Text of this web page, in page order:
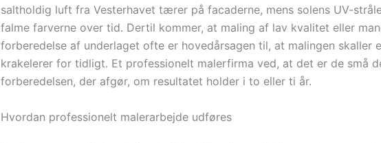
saltholdig luft fra Vesterhavet tærer på facaderne, mens solens UV-
falme farverne over tid. Dertil kommer, at maling af lav kvalitet eller
forberedelse af underlaget ofte er hovedårsagen til, at malingen skaller
krakelerer for tidligt. Et professionelt malerfirma ved, at det er de små
forberedelsen, der afgør, om resultatet holder i to eller ti år.
Hvordan professionelt malerarbejde udføres